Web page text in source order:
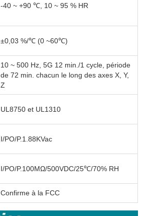
-40 ~ +90 ℃, 10 ~ 95 % HR
±0,03 %/℃ (0 ~60℃)
10 ~ 500 Hz, 5G 12 min./1 cycle, période
de 72 min. chacun le long des axes X, Y,
Z
UL8750 et UL1310
I/PO/P.1.88KVac
I/PO/P.100MΩ/500VDC/25℃/70% RH
Confirme à la FCC